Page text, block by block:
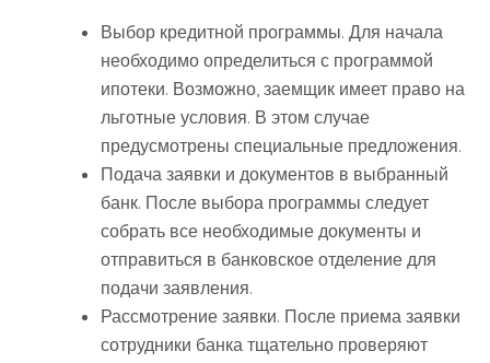
Выбор кредитной программы. Для начала
необходимо определиться с программой
ипотеки. Возможно, заемщик имеет право на
льготные условия. В этом случае
предусмотрены специальные предложения.
Подача заявки и документов в выбранный
банк. После выбора программы следует
собрать все необходимые документы и
отправиться в банковское отделение для
подачи заявления.
Рассмотрение заявки. После приема заявки
сотрудники банка тщательно проверяют